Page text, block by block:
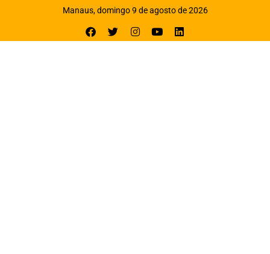
Manaus, domingo 9 de agosto de 2026